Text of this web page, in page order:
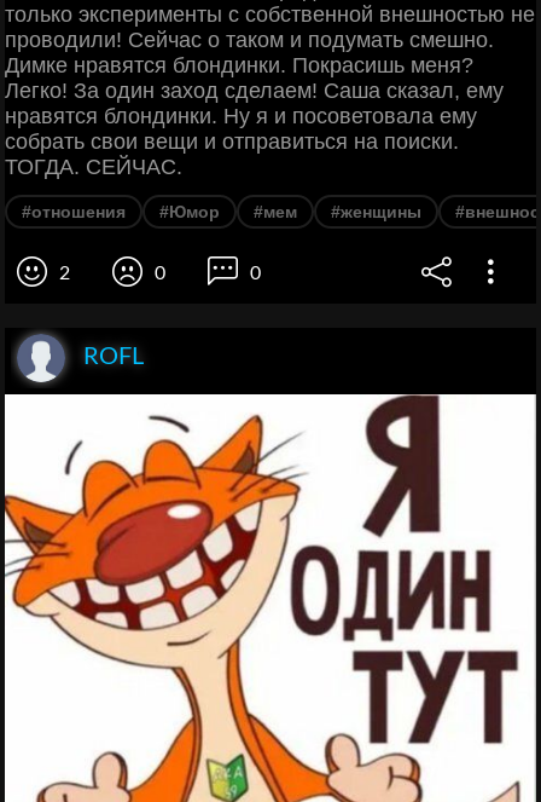
только эксперименты с собственной внешностью не
проводили! Сейчас о таком и подумать смешно.
Димке нравятся блондинки. Покрасишь меня?
Легко! За один заход сделаем! Саша сказал, ему
нравятся блондинки. Ну я и посоветовала ему
собрать свои вещи и отправиться на поиски.
ТОГДА. СЕЙЧАС.
#отношения #Юмор #мем #женщины
2 0 0
ROFL